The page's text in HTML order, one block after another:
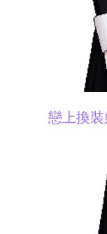
戀上換